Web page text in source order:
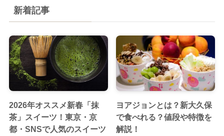
新着記事
2026年オススメ新春「抹
茶」スイーツ！東京・京
都・SNSで人気のスイーツ
ヨアジョンとは？新大久保
で食べれる？値段や特徴を
解説！